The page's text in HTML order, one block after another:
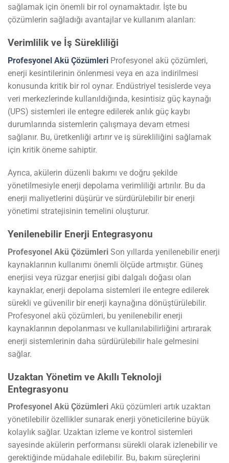
sağlamak için önemli bir rol oynamaktadır. İşte bu
çözümlerin sağladığı avantajlar ve kullanım alanları:
Verimlilik ve İş Sürekliliği
Profesyonel Akü Çözümleri Profesyonel akü çözümleri,
enerji kesintilerinin önlenmesi veya en aza indirilmesi
konusunda kritik bir rol oynar. Endüstriyel tesislerde veya
veri merkezlerinde kullanıldığında, kesintisiz güç kaynağı
(UPS) sistemleri ile entegre edilerek anlık güç kaybı
durumlarında sistemlerin çalışmaya devam etmesi
sağlanır. Bu, üretkenliği artırır ve iş sürekliliğini sağlamak
için kritik öneme sahiptir.
Ayrıca, akülerin düzenli bakımı ve doğru şekilde
yönetilmesiyle enerji depolama verimliliği artırılır. Bu da
enerji maliyetlerini düşürür ve sürdürülebilir bir enerji
yönetimi stratejisinin temelini oluşturur.
Yenilenebilir Enerji Entegrasyonu
Profesyonel Akü Çözümleri Son yıllarda yenilenebilir enerji
kaynaklarının kullanımı önemli ölçüde artmıştır. Güneş
enerjisi veya rüzgar enerjisi gibi dalgalı doğası olan
kaynaklar, enerji depolama sistemleri ile entegre edilerek
sürekli ve güvenilir bir enerji kaynağına dönüştürülebilir.
Profesyonel akü çözümleri, bu yenilenebilir enerji
kaynaklarının depolanması ve kullanılabilirliğini artırarak
enerji sistemlerinin daha sürdürülebilir hale gelmesini
sağlar.
Uzaktan Yönetim ve Akıllı Teknoloji
Entegrasyonu
Profesyonel Akü Çözümleri Akü çözümleri artık uzaktan
yönetilebilir özellikler sunarak enerji yöneticilerine büyük
kolaylık sağlar. Uzaktan izleme ve kontrol sistemleri
sayesinde akülerin performansı sürekli olarak izlenebilir ve
gerektiğinde müdahale edilebilir. Bu, bakım süreçlerini